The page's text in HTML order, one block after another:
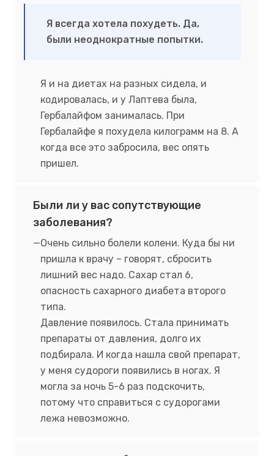
Я всегда хотела похудеть. Да,
были неоднократные попытки.
Я и на диетах на разных сидела, и
кодировалась, и у Лаптева была,
Гербалайфом занималась. При
Гербалайфе я похудела килограмм на 8. А
когда все это забросила, вес опять
пришел.
Были ли у вас сопутствующие
заболевания?
Очень сильно болели колени. Куда бы ни
пришла к врачу – говорят, сбросить
лишний вес надо. Сахар стал 6,
опасность сахарного диабета второго
типа.
Давление появилось. Стала принимать
препараты от давления, долго их
подбирала. И когда нашла свой препарат,
у меня судороги появились в ногах. Я
могла за ночь 5-6 раз подскочить,
потому что справиться с судорогами
лежа невозможно.